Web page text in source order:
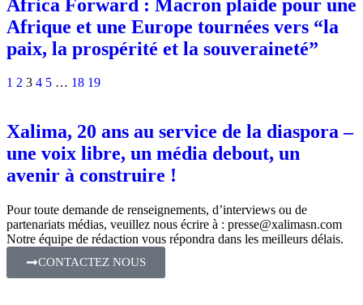
Africa Forward : Macron plaide pour une
Afrique et une Europe tournées vers “la
paix, la prospérité et la souveraineté”
1 2 3 4 5 … 18 19
Xalima, 20 ans au service de la diaspora –
une voix libre, un média debout, un
avenir à construire !
Pour toute demande de renseignements, d’interviews ou de
partenariats médias, veuillez nous écrire à : presse@xalimasn.com
Notre équipe de rédaction vous répondra dans les meilleurs délais.
CONTACTEZ NOUS